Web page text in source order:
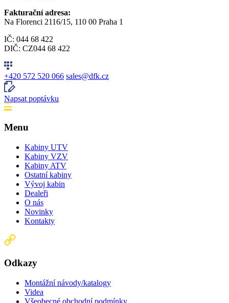
Fakturační adresa:
Na Florenci 2116/15, 110 00 Praha 1
IČ: 044 68 422
DIČ: CZ044 68 422
+420 572 520 066 sales@dfk.cz
Napsat poptávku
Menu
Kabiny UTV
Kabiny VZV
Kabiny ATV
Ostatní kabiny
Vývoj kabin
Dealeři
O nás
Novinky
Kontakty
Odkazy
Montážní návody/katalogy
Videa
Všeobecné obchodní podmínky